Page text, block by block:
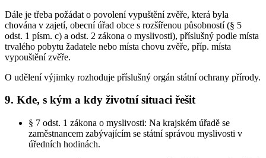
Dále je třeba požádat o povolení vypuštění zvěře, která byla
chována v zajetí, obecní úřad obce s rozšířenou působností (§ 5
odst. 1 písm. c) a odst. 2 zákona o myslivosti), příslušný podle místa
trvalého pobytu žadatele nebo místa chovu zvěře, příp. místa
vypouštění zvěře.
O udělení výjimky rozhoduje příslušný orgán státní ochrany přírody.
9. Kde, s kým a kdy životní situaci řešit
§ 7 odst. 1 zákona o myslivosti: Na krajském úřadě se
zaměstnancem zabývajícím se státní správou myslivosti v
úředních hodinách.